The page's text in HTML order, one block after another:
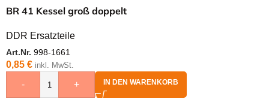
BR 41 Kessel groß doppelt
DDR Ersatzteile
Art.Nr. 998-1661
0,85 € inkl. MwSt.
- + IN DEN WARENKORB